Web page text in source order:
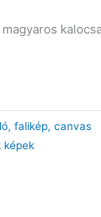
falikép, canvas
képek